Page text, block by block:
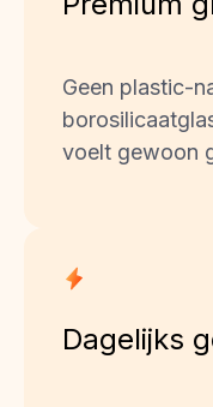
Geen plastic-
voelt gewoon
Dagelijks